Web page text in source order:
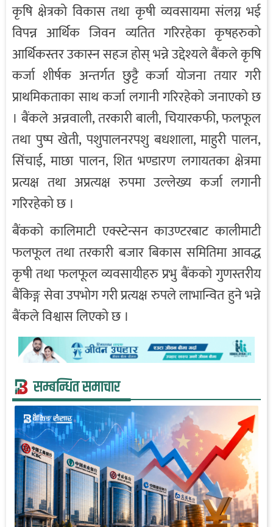
कृषि क्षेत्रको विकास तथा कृषी व्यवसायमा संलग्न भई
विपन्न आर्थिक जिवन व्यतित गरिरहेका कृषहरुको
आर्थिकस्तर उकास्न सहज होस् भन्ने उद्देश्यले बैंकले कृषि
कर्जा शीर्षक अन्तर्गत छुट्टै कर्जा योजना तयार गरी
प्राथमिकताका साथ कर्जा लगानी गरिरहेको जनाएको छ
। बैंकले अन्नवाली, तरकारी बाली, चियारकफी, फलफूल
तथा पुष्प खेती, पशुपालनरपशु बधशाला, माहुरी पालन,
सिंचाई, माछा पालन, शित भण्डारण लगायतका क्षेत्रमा
प्रत्यक्ष तथा अप्रत्यक्ष रुपमा उल्लेख्य कर्जा लगानी
गरिरहेको छ ।
बैंकको कालिमाटी एक्स्टेन्सन काउण्टरबाट कालीमाटी
फलफूल तथा तरकारी बजार बिकास समितिमा आवद्ध
कृषी तथा फलफूल व्यवसायीहरु प्रभु बैंकको गुणस्तरीय
बैंकिङ्ग सेवा उपभोग गरी प्रत्यक्ष रुपले लाभान्वित हुने भन्ने
बैंकले विश्वास लिएको छ ।
सम्बन्धित समाचार